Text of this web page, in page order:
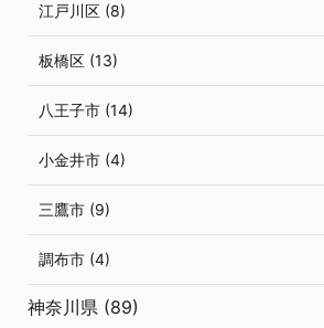
江戸川区 (8)
板橋区 (13)
八王子市 (14)
小金井市 (4)
三鷹市 (9)
調布市 (4)
神奈川県 (89)